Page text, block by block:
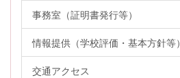
事務室（証明書発行等）
情報提供（学校評価・基本方針等）
交通アクセス